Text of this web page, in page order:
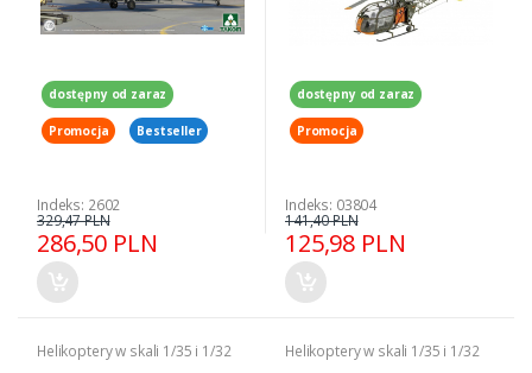
dostępny od zaraz
Promocja Bestseller
Indeks: 2602
286,50 PLN
329,47 PLN
dostępny od zaraz
Promocja
Indeks: 03804
125,98 PLN
141,40 PLN
Helikoptery w skali 1/35 i 1/32 Helikoptery w skali 1/35 i 1/32